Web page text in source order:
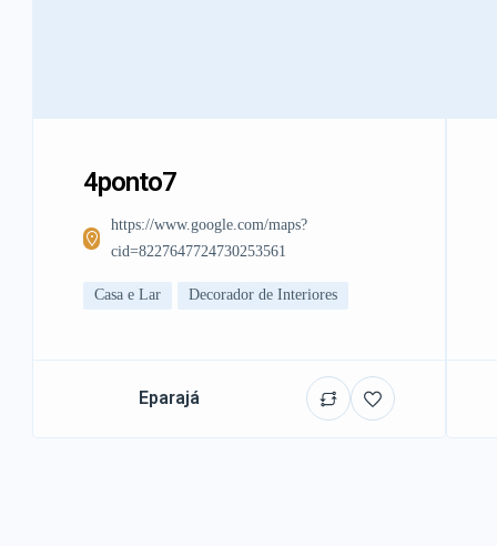
4ponto7
https://www.google.com/maps?
cid=8227647724730253561
Casa e Lar Decorador de Interiores
Eparajá